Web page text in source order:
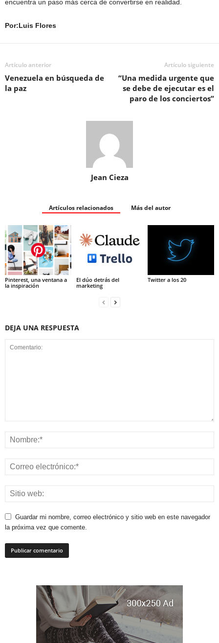
encuentra un paso más cerca de convertirse en realidad.
Por:Luis Flores
Artículo anterior
Venezuela en búsqueda de
la paz
Artículo siguiente
“Una medida urgente que
se debe de ejecutar es el
paro de los conciertos”
Jean Cieza
Artículos relacionados Más del autor
Pinterest, una ventana a
la inspiración
El dúo detrás del
marketing
Twitter a los 20
DEJA UNA RESPUESTA
Guardar mi nombre, correo electrónico y sitio web en este navegador
la próxima vez que comente.